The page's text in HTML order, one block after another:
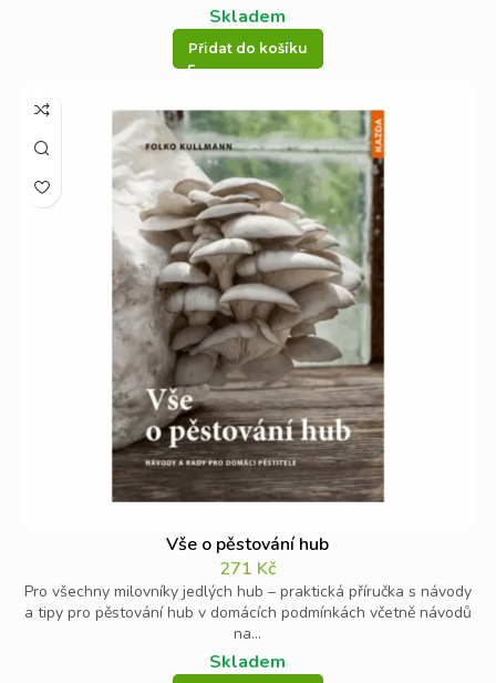
Skladem
Přidat do košíku
Vše o pěstování hub
271 Kč
Pro všechny milovníky jedlých hub – praktická příručka s návody
a tipy pro pěstování hub v domácích podmínkách včetně návodů
na...
Skladem